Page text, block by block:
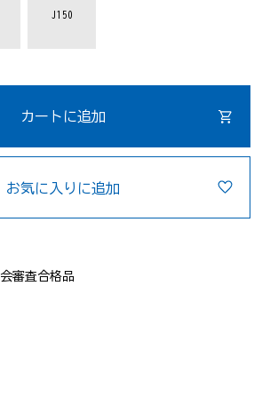
J150
カートに追加
お気に入りに追加
審査合格品